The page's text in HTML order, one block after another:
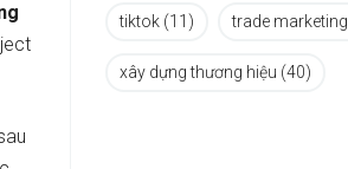
tiktok (11) trade marketing
xây dựng thương hiệu (40)